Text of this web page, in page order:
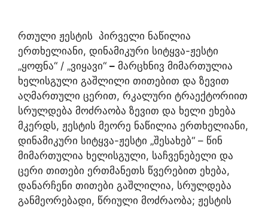
რთული ჟესტის პირველი ნაწილია
ერთხელიანი, დინამიკური სიტყვა-ჟესტი
„ყოფნა“ / „ვიყავი“ – მარცხნივ მიმართულია
ხელისგული გაშლილი თითებით და ზევით
აღმართული ცერით, რკალური ტრაექტორიით
სრულდება მოძრაობა ზევით და ხელი ეხება
მკერდს, ჟესტის მეორე ნაწილია ერთხელიანი,
დინამიკური სიტყვა-ჟესტი „შესახებ“ – წინ
მიმართულია ხელისგული, საჩვენებელი და
ცერი თითები ერთმანეთს წვერებით ეხება,
დანარჩენი თითები გაშლილია, სრულდება
განმეორებადი, წრიული მოძრაობა; ჟესტის